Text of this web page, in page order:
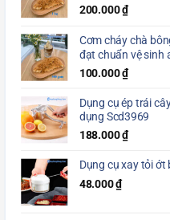
200.000₫
Cơm cháy chà
đạt chuẩn vệ sinh
100.000₫
Dụng cụ ép trái
dụng Scd3969
188.000₫
Dụng cụ xay tỏi ớt
48.000₫